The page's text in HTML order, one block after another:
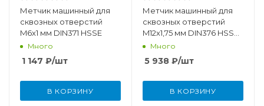
Метчик машинный для
сквозных отверстий
M6x1 мм DIN371 HSSE
Много
1 147 ₽/шт
В КОРЗИНУ
Метчик машинный для
сквозных отверстий
M12x1,75 мм DIN376 HSSE-
PM/TiCN
Много
5 938 ₽/шт
В КОРЗИНУ